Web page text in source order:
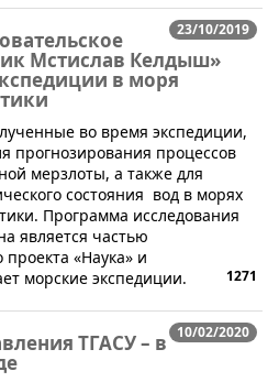
23/10/2019
Мстислав Келдыш»
в моря
во время экспедиции,
прогнозирования процессов
мерзлоты, а также для
состояния вод в морях
Программа исследования
является частью
«Наука» и
морские экспедиции.
1271
10/02/2020
ТГАСУ – в